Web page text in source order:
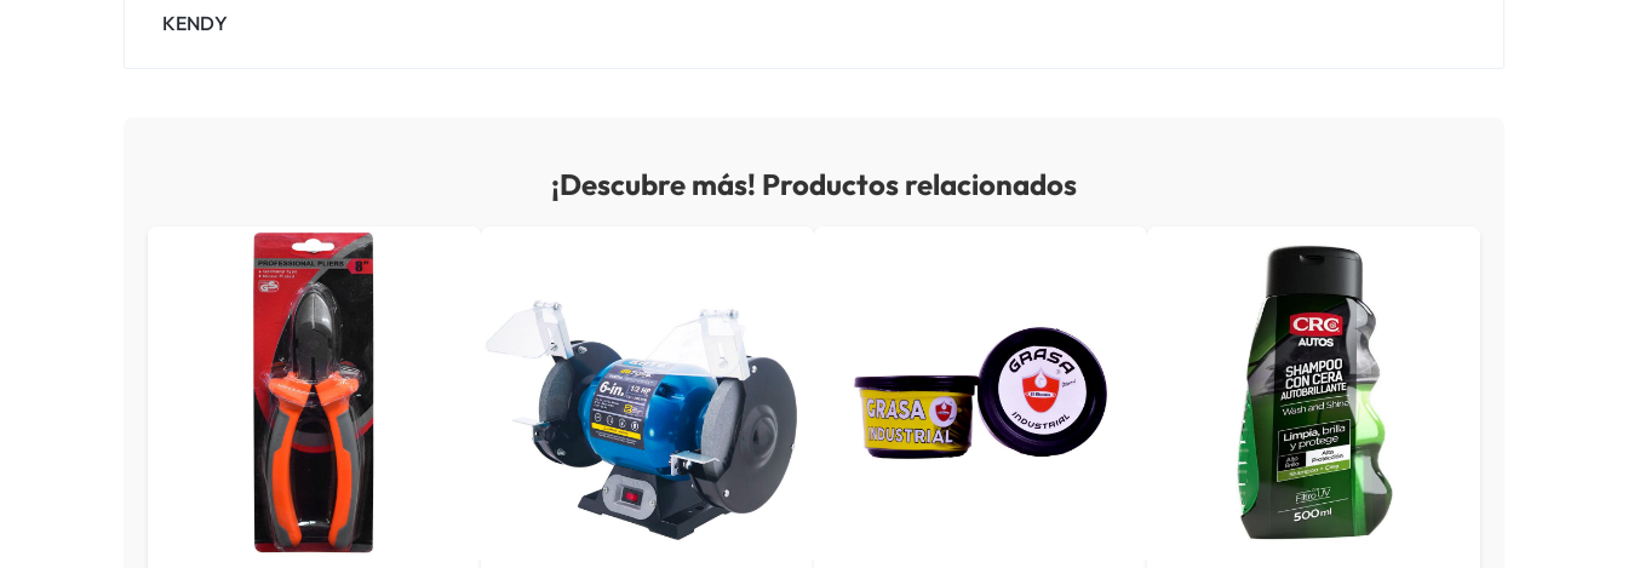
KENDY
¡Descubre más! Productos relacionados